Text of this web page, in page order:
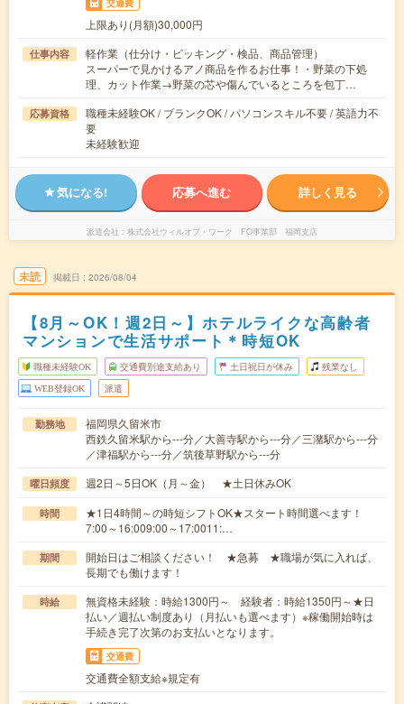
交通費
上限あり(月額)30,000円
仕事内容
軽作業（仕分け・ピッキング・検品、商品管理）
スーパーで見かけるアノ商品を作るお仕事！・野菜の下処
理、カット作業→野菜の芯や傷んでいるところを包丁…
応募資格
職種未経験OK / ブランクOK / パソコンスキル不要 / 英語力不
要
未経験歓迎
気になる! 応募へ進む 詳しく見る
派遣会社 株式会社ウィルオブ・ワーク FO事業部 福岡支店
未読 掲載日 2026/08/04
【8月～OK！週2日～】ホテルライクな高齢者
マンションで生活サポート＊時短OK
職種未経験OK 交通費別途支給あり 土日祝日が休み 残業なし
WEB登録OK 派遣
勤務地
福岡県久留米市
西鉄久留米駅から---分／大善寺駅から---分／三潴駅から---分
／津福駅から---分／筑後草野駅から---分
曜日頻度 週2日～5日OK（月～金） ★土日休みOK
時間
★1日4時間～の時短シフトOK★スタート時間選べます！
7:00～16:009:00～17:0011:…
期間
開始日はご相談ください！ ★急募 ★職場が気に入れば、
長期でも働けます！
時給
無資格未経験：時給1300円～ 経験者：時給1350円～★日
払い／週払い制度あり（月払いも選べます）※稼働開始時は
手続き完了次第のお支払いとなります。
交通費
交通費全額支給※規定有